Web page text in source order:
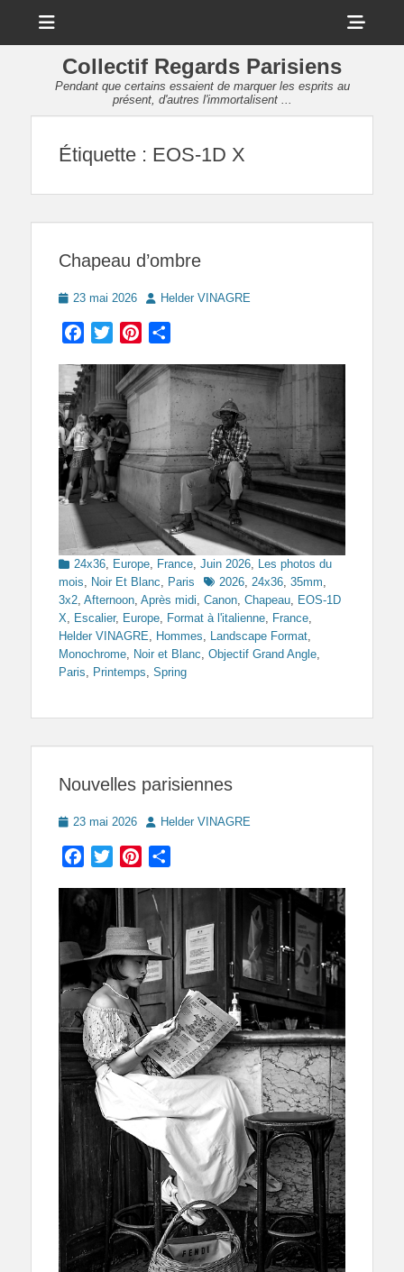
Collectif Regards Parisiens
Pendant que certains essaient de marquer les esprits au
présent, d'autres l'immortalisent ...
Étiquette : EOS-1D X
Chapeau d’ombre
Posted
23 mai 2026 AuthorHelder VINAGRE
Facebook
TwitterPinterest
Categories
24x36 Europe France Juin 2026
Les photos du
mois
Noir Et Blanc Paris Tags2026 24x36 35mm
3x2 Afternoon Après midi Canon Chapeau
EOS-1D
X
Escalier, Europe Format à l'italienne France
Helder VINAGRE
Hommes Landscape Format
Monochrome
Noir et Blanc Objectif Grand Angle
Paris
Printemps Spring
Nouvelles parisiennes
Posted
23 mai 2026 AuthorHelder VINAGRE
Facebook
TwitterPinterest